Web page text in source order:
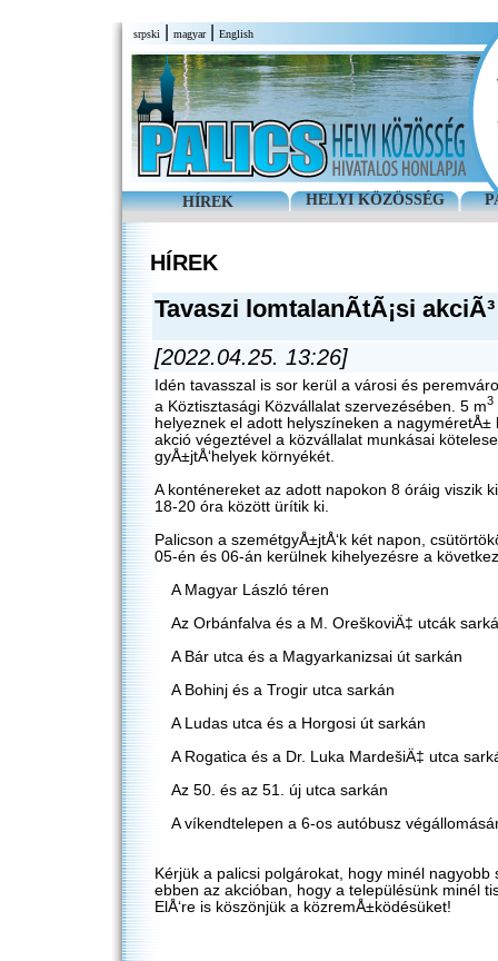
srpski magyar| English
HÍREK HELYI KÖZÖSSÉG
HÍREK
Tavaszi lomtalanÃ­tÃ¡si
[2022.04.25. 13:26]
Idén tavasszal is sor kerül a városi és
a Köztisztasági Közvállalat szervezésében. 5 m3
helyeznek el adott helyszíneken a nagyméretÅ±
akció végeztével a közvállalat munkásai
gyÅ±jtÅ‘helyek környékét.
A konténereket az adott napokon 8 óráig viszik
18-20 óra között ürítik ki.
Palicson a szemétgyÅ±jtÅ‘k két napon,
05-én és 06-án kerülnek kihelyezésre a
A Magyar László téren
Az Orbánfalva és a M. OreškoviÄ‡ utcák
A Bár utca és a Magyarkanizsai út sarkán
A Bohinj és a Trogir utca sarkán
A Ludas utca és a Horgosi út sarkán
A Rogatica és a Dr. Luka MardešiÄ‡ utca
Az 50. és az 51. új utca sarkán
A víkendtelepen a 6-os autóbusz
Kérjük a palicsi polgárokat, hogy minél nagyobb
ebben az akcióban, hogy a településünk minél
ElÅ‘re is köszönjük a közremÅ±ködésüket!